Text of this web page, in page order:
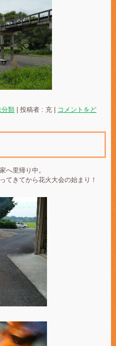
分類 投稿者 : 充
コメントをど
へ里帰り中。
てきてから花火大会の始まり！